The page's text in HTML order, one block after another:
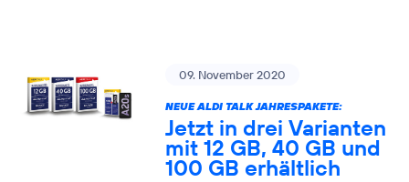
09. November 2020
NEUE ALDI TALK JAHRESPAKETE:
Jetzt in drei Varianten
mit 12 GB, 40 GB und
100 GB erhältlich